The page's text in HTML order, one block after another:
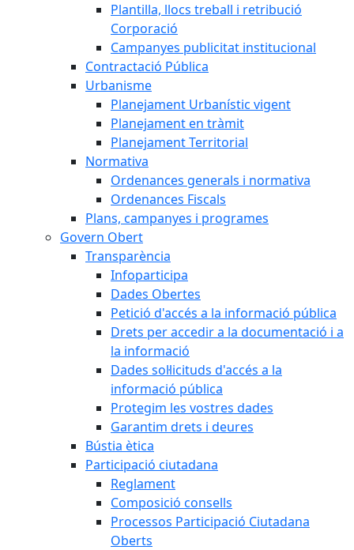
Plantilla, llocs treball i retribució
Corporació
Campanyes publicitat institucional
Contractació Pública
Urbanisme
Planejament Urbanístic vigent
Planejament en tràmit
Planejament Territorial
Normativa
Ordenances generals i normativa
Ordenances Fiscals
Plans, campanyes i programes
Govern Obert
Transparència
Infoparticipa
Dades Obertes
Petició d'accés a la informació pública
Drets per accedir a la documentació i a
la informació
Dades sol·licituds d'accés a la
informació pública
Protegim les vostres dades
Garantim drets i deures
Bústia ètica
Participació ciutadana
Reglament
Composició consells
Processos Participació Ciutadana
Oberts